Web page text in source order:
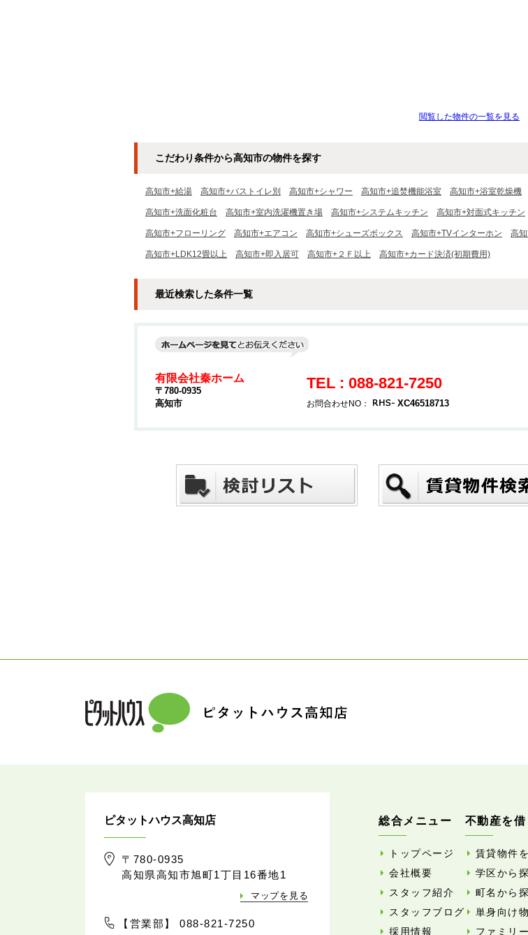
閲覧した物件の一覧を見る
こだわり条件から高知市の物件を探す
高知市+給湯 高知市+バストイレ別 高知市+シャワー 高知市+追焚機能浴室 高知市+浴室乾燥機
高知市+洗面化粧台 高知市+室内洗濯機置き場 高知市+システムキッチン 高知市+対面式キッチン
高知市+フローリング 高知市+エアコン 高知市+シューズボックス 高知市+TVインターホン 高
高知市+LDK12畳以上 高知市+即入居可 高知市+２Ｆ以上 高知市+カード決済(初期費用)
最近検索した条件一覧
有限会社秦ホーム
〒780-0935
高知市
TEL : 088-821-7250
お問合わせNO： XC46518713
ピタットハウス高知店
〒780-0935
高知県高知市旭町1丁目16番地1
マップを見る
【営業部】 088-821-7250
総合メニュー
トップページ
会社概要
スタッフ紹介
スタッフブログ
採用情報
不動産を借
賃貸物件
学区から
町名から
単身向け
ファミリ